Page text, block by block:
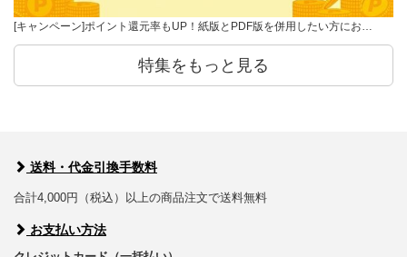
[キャンペーン]ポイント還元率もUP！紙版とPDF版を併用したい方にお…
特集をもっと見る
送料・代金引換手数料
合計4,000円（税込）以上の商品注文で送料無料
お支払い方法